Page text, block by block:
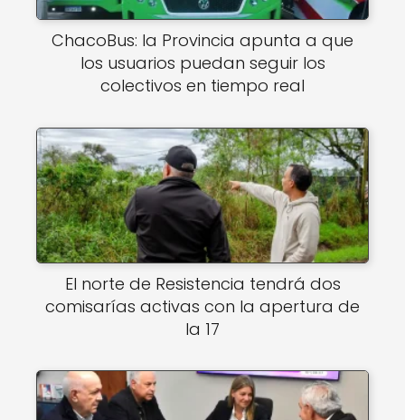
ChacoBus: la Provincia apunta a que
los usuarios puedan seguir los
colectivos en tiempo real
El norte de Resistencia tendrá dos
comisarías activas con la apertura de
la 17